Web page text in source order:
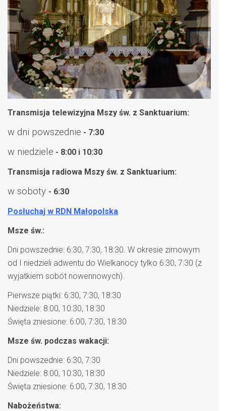
Transmisja telewizyjna Mszy św. z Sanktuarium:
w dni powszednie - 7:30
w niedziele - 8:00 i 10:30
Transmisja radiowa Mszy św. z Sanktuarium:
w soboty - 6:30
Posłuchaj w RDN Małopolska
Msze św.:
Dni powszednie: 6:30, 7:30, 18:30. W okresie zimowym
od I niedzieli adwentu do Wielkanocy tylko 6:30, 7:30 (z
wyjatkiem sobót nowennowych).
Pierwsze piątki: 6:30, 7:30, 18:30
Niedziele: 8:00, 10:30, 18:30
Święta zniesione: 6:00, 7:30, 18:30
Msze św. podczas wakacji:
Dni powszednie: 6:30, 7:30
Niedziele: 8:00, 10:30, 18:30
Święta zniesione: 6:00, 7:30, 18:30
Nabożeństwa: